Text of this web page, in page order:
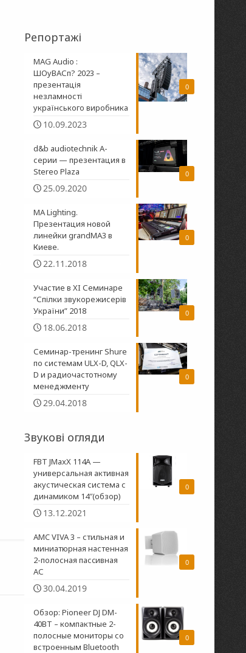
Репортажі
0
MAG Audio :
ШОуВАСп? 2023 –
презентація
незламності
українського виробника
10.09.2023
0
d&b audiotechnik A-
серии — презентация в
Stereo Plaza
25.09.2020
0
MA Lighting.
Презентация новой
линейки grandMA3 в
Киеве.
22.11.2018
0
Участие в XI Семинаре
“Спілки звукорежисерів
України” 2018
18.06.2018
0
Семинар-тренинг Shure
по системам ULX-D, QLX-
D и радиочастотному
менеджменту
29.04.2018
Звукові огляди
0
FBT JMaxX 114A —
универсальная активная
акустическая система с
динамиком 14″(обзор)
13.12.2021
0
AMC VIVA 3 – стильная и
миниатюрная настенная
2-полосная пасcивная
АС
30.04.2019
0
Обзор: Pioneer DJ DM-
40BT – компактные 2-
полосные мониторы со
встроенным Bluetooth